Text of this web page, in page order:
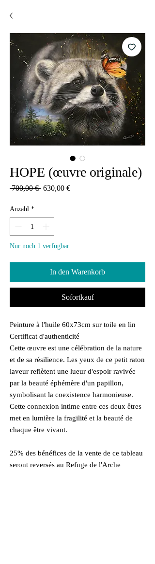
HOPE (œuvre originale)
700,00 € Standardpreis
630,00 €Sale-
Anzahl *
Nur noch 1 verfügbar
In den Warenkorb
Sofortkauf
Peinture à l'huile 60x73cm sur toile en lin
Certificat d'authenticité
Cette œuvre est une célébration de la nature
et de sa résilience. Les yeux de ce petit raton
laveur reflètent une lueur d'espoir ravivée
par la beauté éphémère d'un papillon,
symbolisant la coexistence harmonieuse.
Cette connexion intime entre ces deux êtres
met en lumière la fragilité et la beauté de
chaque être vivant.
25% des bénéfices de la vente de ce tableau
seront reversés au Refuge de l'Arche